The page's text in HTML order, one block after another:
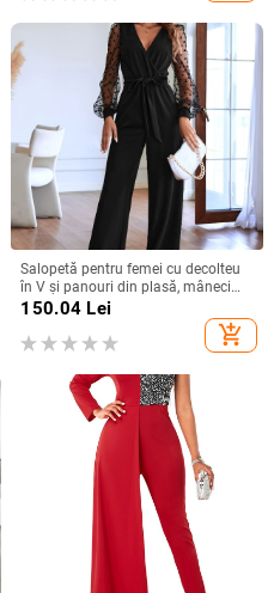
Salopetă pentru femei cu decolteu
în V și panouri din plasă, mâneci
lungi, croială dreaptă elegantă
150.04 Lei
add_shopping_cart